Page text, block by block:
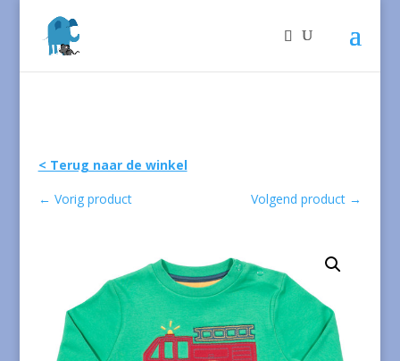
< Terug naar de winkel
← Vorig product Volgend product →